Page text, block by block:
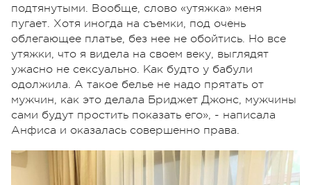
подтянутыми. Вообще, слово «утяжка» меня
пугает. Хотя иногда на съемки, под очень
облегающее платье, без нее не обойтись. Но все
утяжки, что я видела на своем веку, выглядят
ужасно не сексуально. Как будто у бабули
одолжила. А такое белье не надо прятать от
мужчин, как это делала Бриджет Джонс, мужчины
сами будут простить показать его», - написала
Анфиса и оказалась совершенно права.